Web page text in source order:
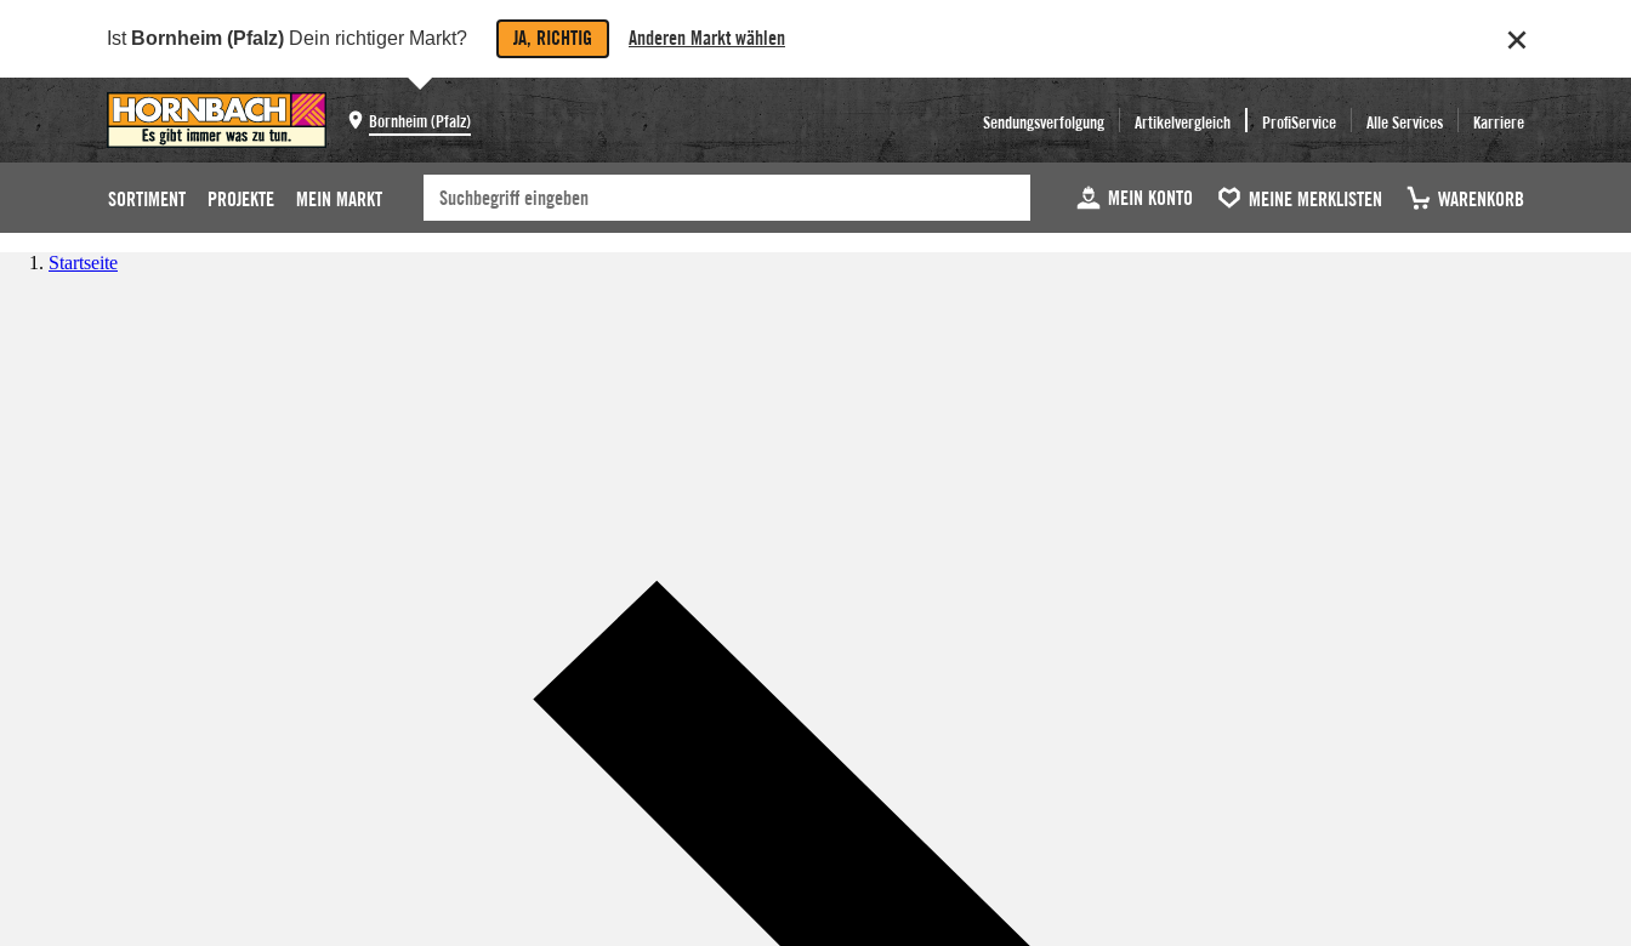
Ist Bornheim (Pfalz) Dein richtiger Markt? JA, RICHTIG Anderen Markt wählen
Bornheim (Pfalz) Sendungsverfolgung Artikelvergleich ProfiService Alle Services Karriere
SORTIMENT PROJEKTE MEIN MARKT MEIN KONTO MEINE MERKLISTEN WARENKORB
Startseite